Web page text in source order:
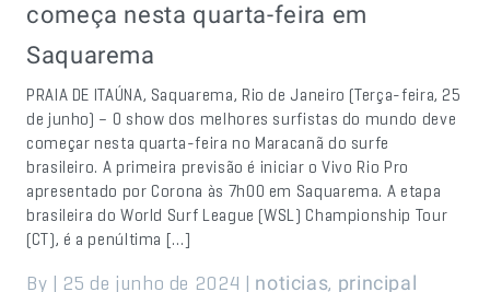
começa nesta quarta-feira em
Saquarema
PRAIA DE ITAÚNA, Saquarema, Rio de Janeiro (Terça-feira, 25
de junho) – O show dos melhores surfistas do mundo deve
começar nesta quarta-feira no Maracanã do surfe
brasileiro. A primeira previsão é iniciar o Vivo Rio Pro
apresentado por Corona às 7h00 em Saquarema. A etapa
brasileira do World Surf League (WSL) Championship Tour
(CT), é a penúltima […]
By | 25 de junho de 2024 | noticias, principal